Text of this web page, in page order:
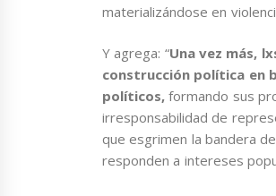
materializándose en
Y agrega: “Una vez más,
construcción política en
políticos, formando sus
irresponsabilidad de
que esgrimen la bandera
responden a intereses